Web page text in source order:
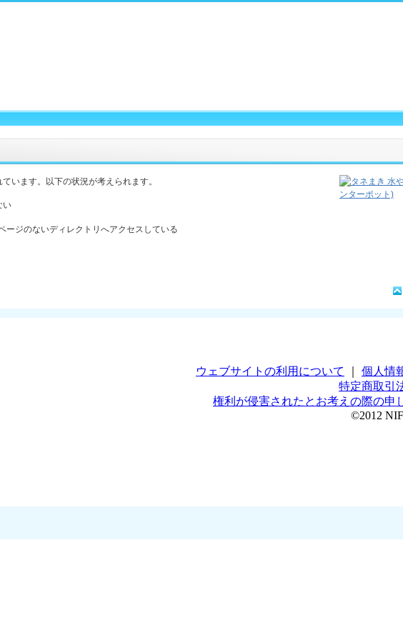
います。以下の状況が考えられます。
い
ージのないディレクトリへアクセスしている